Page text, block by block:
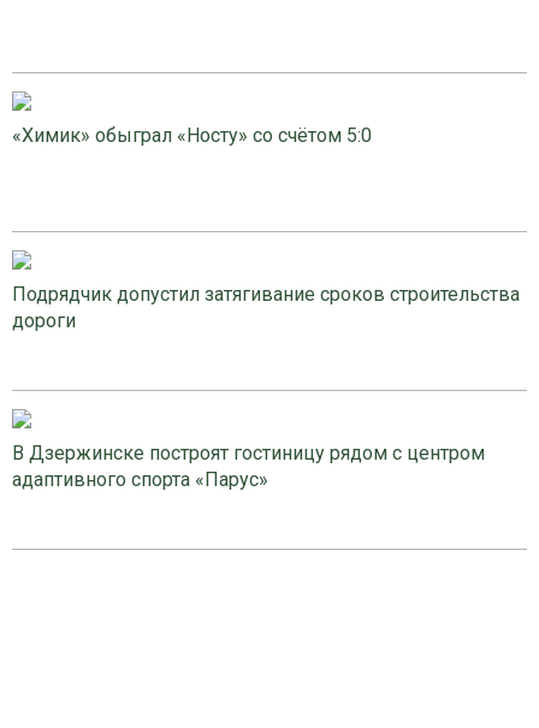
«Химик» обыграл «Носту» со счётом 5:0
Подрядчик допустил затягивание сроков строительства
дороги
В Дзержинске построят гостиницу рядом с центром
адаптивного спорта «Парус»